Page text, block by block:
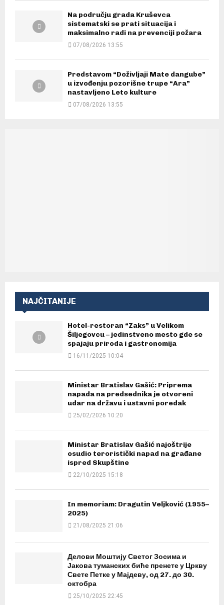
Na području grada Kruševca
sistematski se prati situacija i
maksimalno radi na prevenciji požara
07/08/2026 13:55
Predstavom “Doživljaji Mate dangube”
u izvođenju pozorišne trupe “Ara”
nastavljeno Leto kulture
07/08/2026 13:55
NAJČITANIJE
Hotel-restoran “Zaks” u Velikom
Šiljegovcu – jedinstveno mesto gde se
spajaju priroda i gastronomija
16/11/2025 10:04
Ministar Bratislav Gašić: Priprema
napada na predsednika je otvoreni
udar na državu i ustavni poredak
25/02/2026 10:20
Ministar Bratislav Gašić najoštrije
osudio teroristički napad na građane
ispred Skupštine
22/10/2025 15:18
In memoriam: Dragutin Veljković (1955–
2025)
21/08/2025 21:06
Делови Моштију Светог Зосима и
Јакова туманских биће пренете у Цркву
Свете Петке у Мајдеву, од 27. до 30.
октобра
25/10/2025 22:45